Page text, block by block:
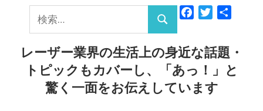
ッ
索:
検
索
FacebookTwitter
レーザー業界の生活上の身近な話題・
トピックもカバーし、「あっ！」と
驚く一面をお伝えしています